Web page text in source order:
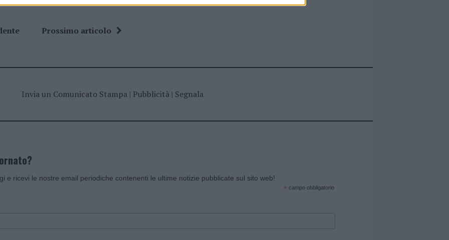
Prossimo articolo
Invia un Comunicato Stampa| Pubblicità| Segnala
e ricevi le nostre email periodiche contenenti le ultime notizie pubblicate sul sito web!
* campo obbligatorio